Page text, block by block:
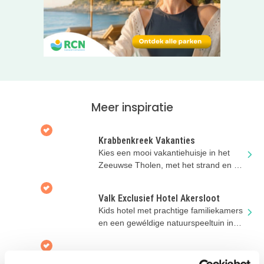
Meer inspiratie
Krabbenkreek Vakanties
Kies een mooi vakantiehuisje in het
Zeeuwse Tholen, met het strand en de
Valk Exclusief Hotel Akersloot
Kids hotel met prachtige familiekamers
en een gewéldige natuurspeeltuin in